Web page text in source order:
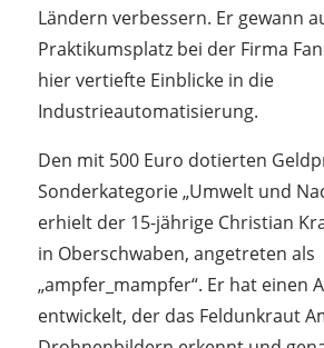
Ländern verbessern. Er gewann
Praktikumsplatz bei der Firma
hier vertiefte Einblicke in die
Industrieautomatisierung.
Den mit 500 Euro dotierten
Sonderkategorie „Umwelt und
erhielt der 15-jährige Christian
in Oberschwaben, angetreten als
„ampfer_mampfer“. Er hat einen
entwickelt, der das Feldunkraut